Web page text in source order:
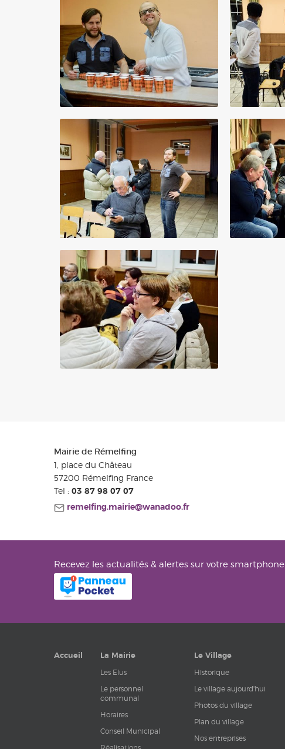
Mairie de Rémelfing
1, place du Château
57200 Rémelfing France
Tel : 03 87 98 07 07
remelfing.mairie@wanadoo.fr
Recevez les actualités & alertes sur votre smartphone
Accueil La Mairie
Les Elus
Le personnel
communal
Horaires
Conseil Municipal
Le Village
Historique
Le village aujourd'hui
Photos du village
Plan du village
Nos entreprises